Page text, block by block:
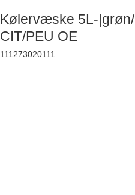
Kølervæske 5L-
CIT/PEU OE
111273020111